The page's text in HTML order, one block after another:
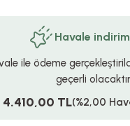
Havale
ile ödeme
geçerli
4.410,00 TL(%2,00